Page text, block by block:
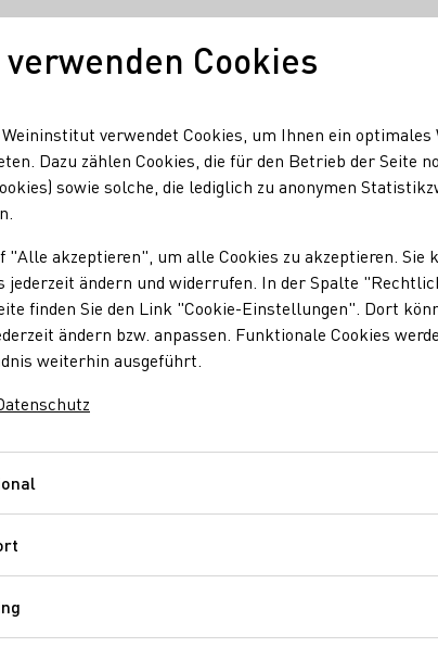
& Wein-Nachts-Verkauf
& Wein-Nachts-
Innenstadt von Trier: Am 6. Dezember
Kollektion ausgesuchte Raritäten und Geschenkideen
Lieblingsweine für die Feiertage zusammen und
– ideal, um anschließend das Flair des Trierer
freuen uns, gemeinsam mit Ihnen auf eine schöne
Cookies
verwendet Cookies, um Ihnen ein optimales
Dazu zählen Cookies, die für den Betrieb der Seite
sowie solche, die lediglich zu anonymen
"Alle akzeptieren", um alle Cookies zu akzeptieren. Sie
jederzeit ändern und widerrufen. In der Spalte
finden Sie den Link "Cookie-Einstellungen". Dort
ändern bzw. anpassen. Funktionale Cookies
weiterhin ausgeführt.
Funktional